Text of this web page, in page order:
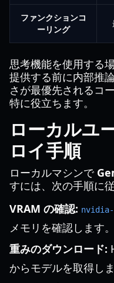
ファンクションコ
ーリング
思考機能を使用する
提供する前に内部推
さが最優先されるコ
特に役立ちます。
ローカルユ
ロイ手順
ローカルマシンで
すには、次の手順に
VRAM の確認: nvidia-
メモリを確認します。
重みのダウンロード:
からモデルを取得しま